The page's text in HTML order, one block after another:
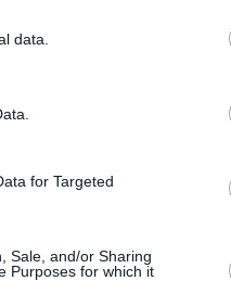
data.
for Targeted
Sale, and/or Sharing
Purposes for which it